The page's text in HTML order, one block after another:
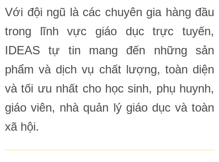
Với đội ngũ là các chuyên gia hàng đầu
trong lĩnh vực giáo dục trực tuyến,
IDEAS tự tin mang đến những sản
phẩm và dịch vụ chất lượng, toàn diện
và tối ưu nhất cho học sinh, phụ huynh,
giáo viên, nhà quản lý giáo dục và toàn
xã hội.